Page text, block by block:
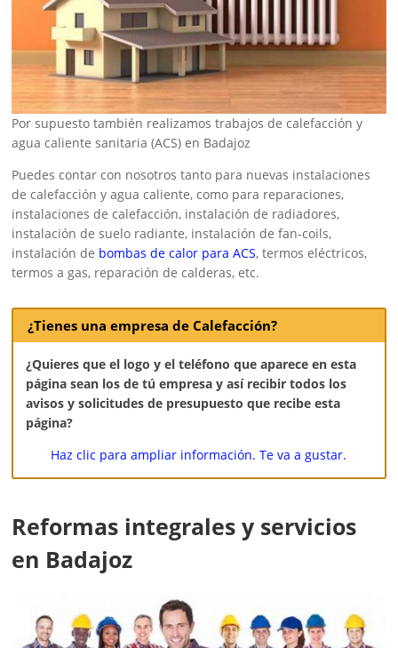
Por supuesto también realizamos trabajos de calefacción y
agua caliente sanitaria (ACS) en Badajoz
Puedes contar con nosotros tanto para nuevas instalaciones
de calefacción y agua caliente, como para reparaciones,
instalaciones de calefacción, instalación de radiadores,
instalación de suelo radiante, instalación de fan-coils,
instalación de bombas de calor para ACS, termos eléctricos,
termos a gas, reparación de calderas, etc.
¿Tienes una empresa de Calefacción?
¿Quieres que el logo y el teléfono que aparece en esta
página sean los de tú empresa y así recibir todos los
avisos y solicitudes de presupuesto que recibe esta
página?
Haz clic para ampliar información. Te va a gustar.
Reformas integrales y servicios
en Badajoz